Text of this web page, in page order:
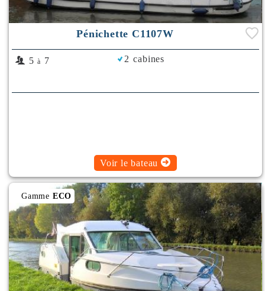
Pénichette C1107W
5 à 7 2 cabines
Voir le bateau
Gamme ECO